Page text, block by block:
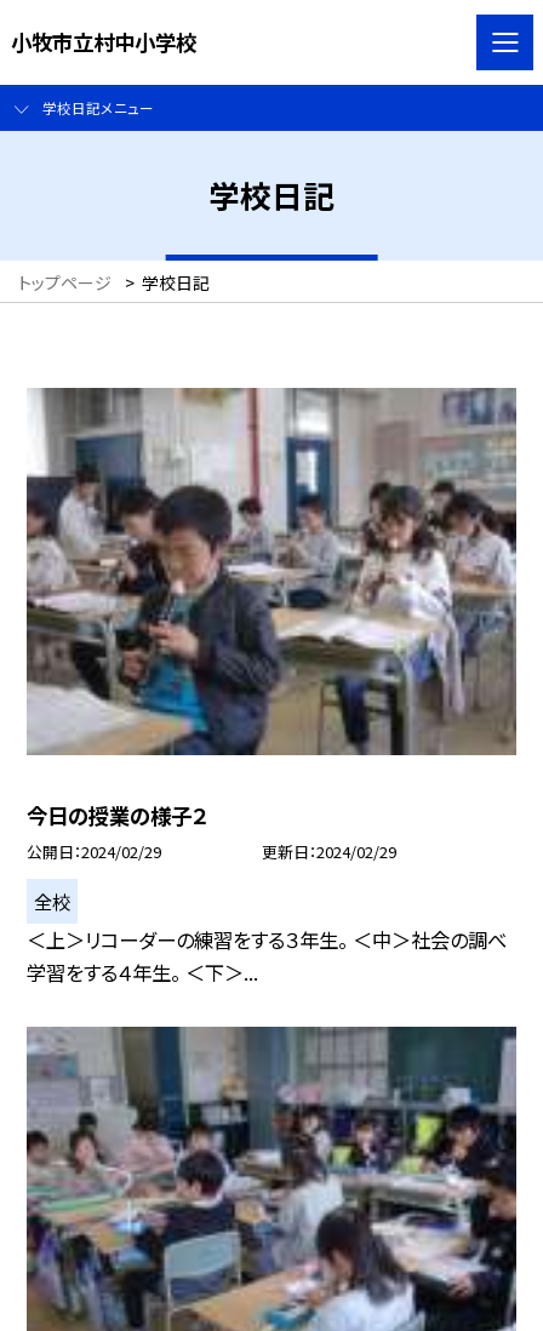
小牧市立村中小学校
学校日記メニュー
学校日記
トップページ > 学校日記
今日の授業の様子２
公開日 2024/02/29 更新日 2024/02/29
全校
＜上＞リコーダーの練習をする３年生。 ＜中＞社会の調べ
学習をする４年生。 ＜下＞...